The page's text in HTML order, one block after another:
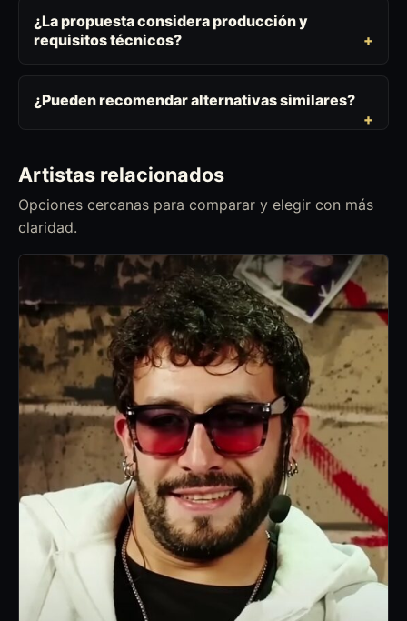
¿La propuesta considera producción y
requisitos técnicos?
¿Pueden recomendar alternativas similares?
Artistas relacionados
Opciones cercanas para comparar y elegir con más
claridad.